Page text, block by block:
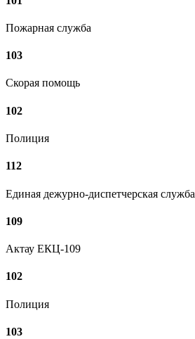
Пожарная служба
103
Скорая помощь
102
Полиция
112
Единая дежурно-диспетчерская служба
109
Актау ЕКЦ-109
102
Полиция
103